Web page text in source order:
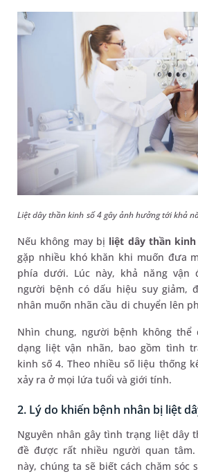
Liệt dây thần kinh số 4 gây ảnh hưởng tới khả
Nếu không may bị liệt dây thần kinh
gặp nhiều khó khăn khi muốn đưa
phía dưới. Lúc này, khả năng vận
người bệnh có dấu hiệu suy giảm,
nhân muốn nhãn cầu di chuyển lên
Nhìn chung, người bệnh không thể
dạng liệt vận nhãn, bao gồm tình
kinh số 4. Theo nhiều số liệu thống
xảy ra ở mọi lứa tuổi và giới tính.
2. Lý do khiến bệnh nhân bị liệt
Nguyên nhân gây tình trạng liệt dây
đề được rất nhiều người quan
này, chúng ta sẽ biết cách chăm sóc